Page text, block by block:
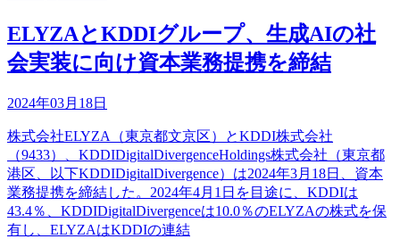
ELYZAとKDDIグループ、生成AIの社
会実装に向け資本業務提携を締結
2024年03月18日
株式会社ELYZA（東京都文京区）とKDDI株式会社
（9433）、KDDIDigitalDivergenceHoldings株式会社（東京都
港区、以下KDDIDigitalDivergence）は2024年3月18日、資本
業務提携を締結した。2024年4月1日を目途に、KDDIは
43.4％、KDDIDigitalDivergenceは10.0％のELYZAの株式を保
有し、ELYZAはKDDIの連結